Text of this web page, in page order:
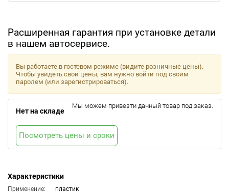
Расширенная гарантия при установке детали
в нашем автосервисе.
Характеристики
Применение:
пластик
Вы работаете в гостевом режиме (видите розничные цены).
Чтобы увидеть свои цены, вам нужно войти под своим
паролем (или зарегистрироваться).
Нет на складе
Мы можем привезти данный товар под заказ.
Посмотреть цены и сроки